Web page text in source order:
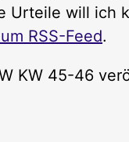
Urteile will ich
RSS-Feed.
KW 45-46